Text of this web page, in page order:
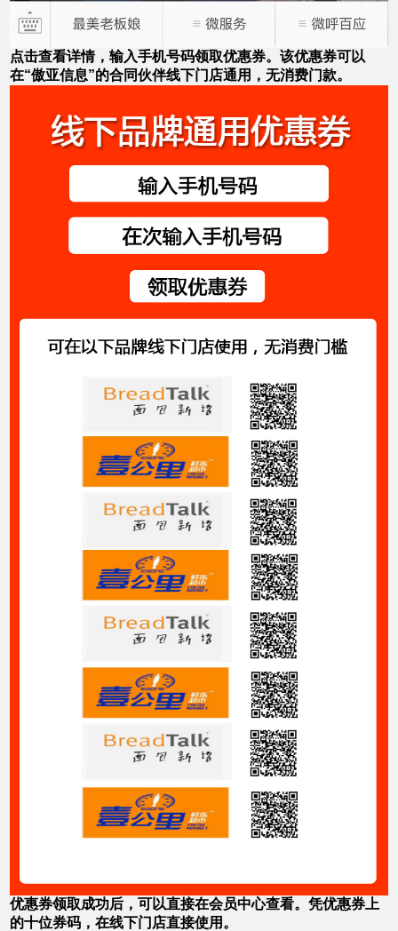
点击查看详情，输入手机号码领取优惠券。该优惠券可以
在“傲亚信息”的合同伙伴线下门店通用，无消费门款。
优惠券领取成功后，可以直接在会员中心查看。凭优惠券上
的十位券码，在线下门店直接使用。